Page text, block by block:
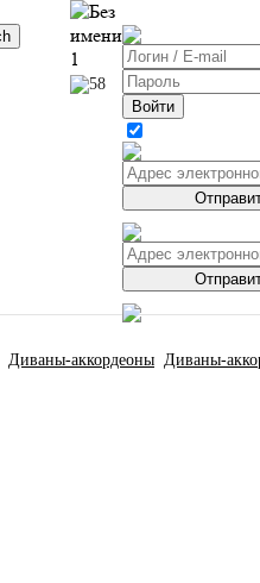
Войти
ЗАБЫЛИ
ЗАБЫЛИ
Диваны-аккордеоны Диваны-